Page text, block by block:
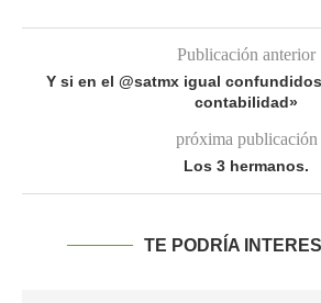
Publicación anterior
Y si en el @satmx igual
contabilidad»
próxima publicación
Los 3 hermanos.
TE PODRÍA